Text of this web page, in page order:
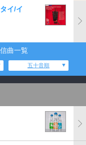
イ/イ
曲一覧
五十音順